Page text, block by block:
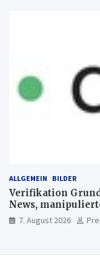
ALLGEMEIN BILDER
Verifikation
News,
7. August 2026